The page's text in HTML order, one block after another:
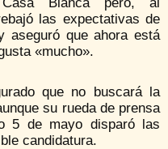
las expectativas de
aseguró que ahora está
«mucho».
que no buscará la
su rueda de prensa
5 de mayo disparó las
candidatura.